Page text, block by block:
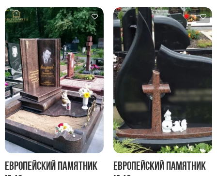
Памятники со свечей
Памятники в виде дерева
Памятники с лебедями
Памятники в форме волны
Хачкары
Памятники ростовые
Памятники в форме скалы
Памятник Родителям
Европейский памятник
Европейский памятник